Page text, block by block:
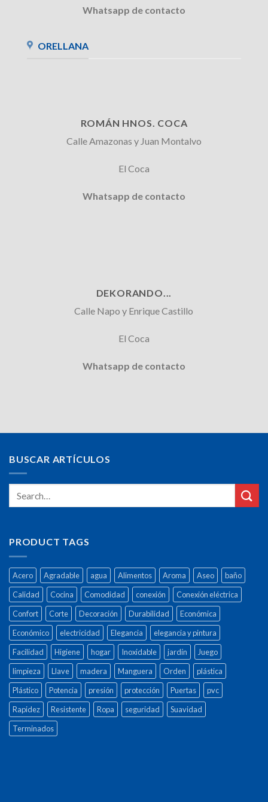
Whatsapp de contacto
ORELLANA
ROMÁN HNOS. COCA
Calle Amazonas y Juan Montalvo
El Coca
Whatsapp de contacto
DEKORANDO...
Calle Napo y Enrique Castillo
El Coca
Whatsapp de contacto
BUSCAR ARTÍCULOS
PRODUCT TAGS
Acero Agradable agua Alimentos Aroma Aseo
baño
Calidad
Cocina Comodidad conexión
Conexión eléctrica
Confort
Corte Decoración Durabilidad
Económica
Económico
electricidad Elegancia
elegancia y pintura
Facilidad
Higiene hogar Inoxidable jardín
Juego
limpieza
Llave madera Manguera Orden
plástica
Plástico
Potencia presión protección Puertas
pvc
Rapidez
Resistente Ropa seguridad
Suavidad
Terminados